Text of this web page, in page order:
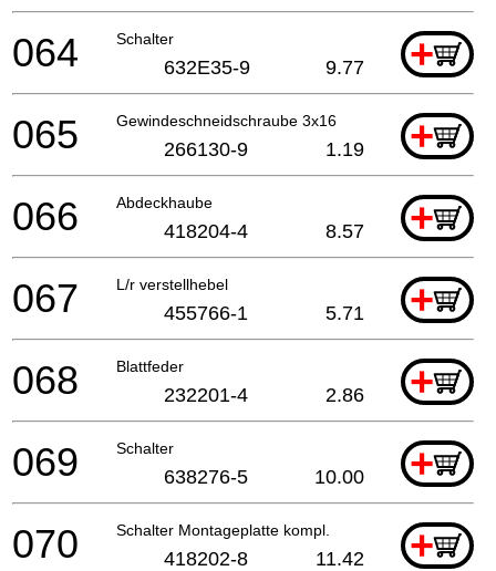
Schalter +
064 632E35-9 9.77
Gewindeschneidschraube 3x16 +
065 266130-9 1.19
Abdeckhaube +
066 418204-4 8.57
L/r verstellhebel +
067 455766-1 5.71
Blattfeder +
068 232201-4 2.86
Schalter +
069 638276-5 10.00
Schalter Montageplatte kompl. +
070 418202-8 11.42